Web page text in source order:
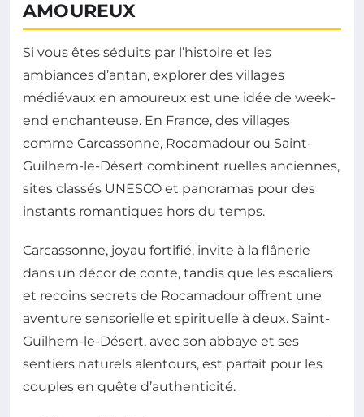
AMOUREUX
Si vous êtes séduits par l’histoire et les
ambiances d’antan, explorer des villages
médiévaux en amoureux est une idée de week-
end enchanteuse. En France, des villages
comme Carcassonne, Rocamadour ou Saint-
Guilhem-le-Désert combinent ruelles anciennes,
sites classés UNESCO et panoramas pour des
instants romantiques hors du temps.
Carcassonne, joyau fortifié, invite à la flânerie
dans un décor de conte, tandis que les escaliers
et recoins secrets de Rocamadour offrent une
aventure sensorielle et spirituelle à deux. Saint-
Guilhem-le-Désert, avec son abbaye et ses
sentiers naturels alentours, est parfait pour les
couples en quête d’authenticité.